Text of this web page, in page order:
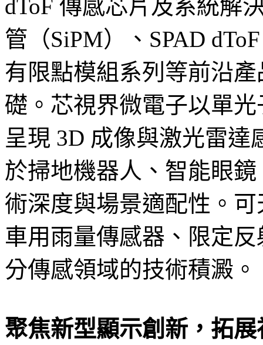
dToF 傳感芯片及系統解
管（SiPM）、SPAD
有限點模組系列等前沿
礎。芯視界微電子以單
呈現 3D 成像與激光雷
於掃地機器人、智能眼
術深度與場景適配性。
車用雨量傳感器、限定
分傳感領域的技術積澱。
聚焦新型顯示創新，拓